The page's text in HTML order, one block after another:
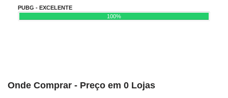
PUBG - EXCELENTE
100%
Onde Comprar - Preço em 0 Lojas